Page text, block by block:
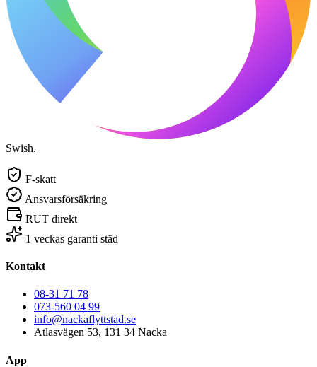
Swish.
F-skatt
Ansvarsförsäkring
RUT direkt
1 veckas garanti städ
Kontakt
08-31 71 78
073-560 04 99
info@nackaflyttstad.se
Atlasvägen 53, 131 34 Nacka
App